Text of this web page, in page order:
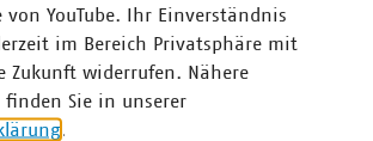
YouTube. Ihr Einverständnis
im Bereich Privatsphäre mit
Zukunft widerrufen. Nähere
Sie in unserer
.